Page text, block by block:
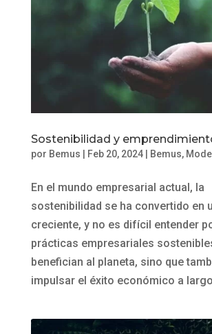
Sostenibilidad y
por Bemus Feb 20, 2024| Bemus,
En el mundo empresarial actual, la
sostenibilidad se ha convertido en
creciente, y no es difícil entender
prácticas empresariales
benefician al planeta, sino que
impulsar el éxito económico a